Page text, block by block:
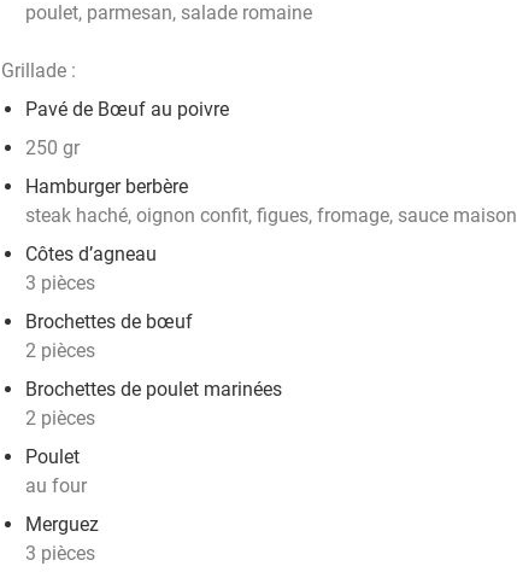
poulet, parmesan, salade romaine
Grillade :
Pavé de Bœuf au poivre
250 gr
Hamburger berbère
steak haché, oignon confit, figues, fromage, sauce maison
Côtes d’agneau
3 pièces
Brochettes de bœuf
2 pièces
Brochettes de poulet marinées
2 pièces
Poulet
au four
Merguez
3 pièces